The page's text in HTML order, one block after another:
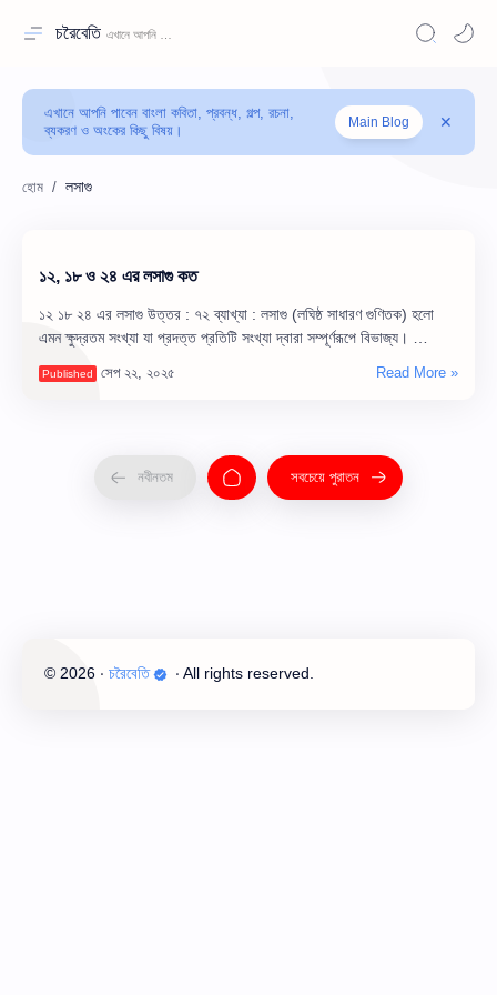
চরৈবেতি
এখানে আপনি পাবেন বাংলা কবিতা, প্রবন্ধ, গল্প, রচনা,
ব্যকরণ ও অংকের কিছু বিষয়।
Main Blog
লসাগু
১২, ১৮ ও ২৪ এর লসাগু কত
১২ ১৮ ২৪ এর লসাগু উত্তর : ৭২ ব্যাখ্যা : লসাগু (লঘিষ্ঠ সাধারণ গুণিতক) হলো
এমন ক্ষুদ্রতম সংখ্যা যা প্রদত্ত প্রতিটি সংখ্যা দ্বারা সম্পূর্ণরূপে বিভাজ্য। …
© 2026 ‧ চরৈবেতি ‧ All rights reserved.